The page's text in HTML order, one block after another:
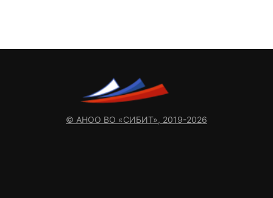
© АНОО ВО «СИБИТ», 2019-2026